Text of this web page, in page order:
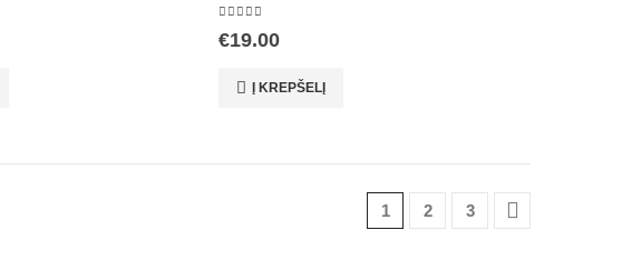
€19.00
Į KREPŠELĮ
1 2 3